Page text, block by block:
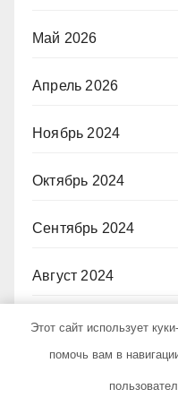
Май 2026
Апрель 2026
Ноябрь 2024
Октябрь 2024
Сентябрь 2024
Август 2024
Июль 2024
Этот сайт использует
помочь вам в